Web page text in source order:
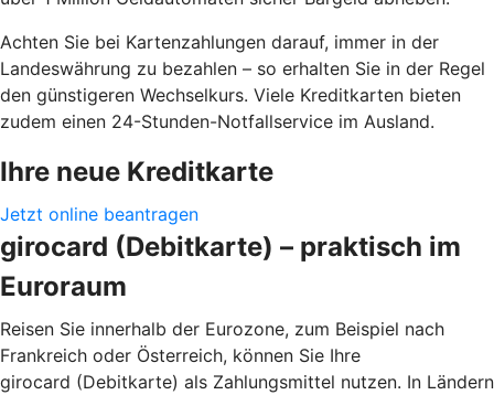
Achten Sie bei Kartenzahlungen darauf, immer in der
Landeswährung zu bezahlen – so erhalten Sie in der Regel
den günstigeren Wechselkurs. Viele Kreditkarten bieten
zudem einen 24-Stunden-Notfallservice im Ausland.
Ihre neue Kreditkarte
Jetzt online beantragen
girocard (Debitkarte) – praktisch im
Euroraum
Reisen Sie innerhalb der Eurozone, zum Beispiel nach
Frankreich oder Österreich, können Sie Ihre
girocard (Debitkarte) als Zahlungsmittel nutzen. In Ländern